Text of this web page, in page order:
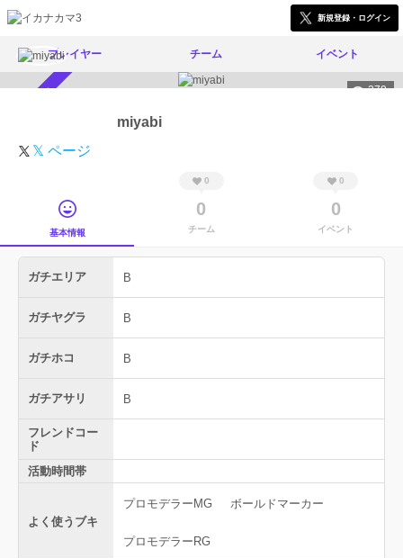
新規登録・ログイン
プレイヤー チーム イベント
279
miyabi
𝕏 ページ
基本情報
0
0
チーム
0
0
イベント
ガチエリア B
ガチヤグラ B
ガチホコ B
ガチアサリ B
フレンドコー
ド
活動時間帯
よく使うブキ
プロモデラーMG ボールドマーカー
プロモデラーRG